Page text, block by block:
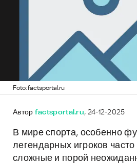
Foto: factsportal.ru
Автор factsportal.ru, 24-12-2025
В мире спорта, особенно
легендарных игроков
сложные и порой